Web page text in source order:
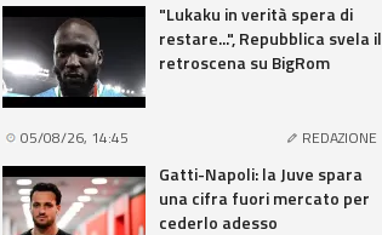
"Lukaku in verità spera di
restare...", Repubblica svela il
retroscena su BigRom
05/08/26, 14:45 REDAZIONE
Gatti-Napoli: la Juve spara
una cifra fuori mercato per
cederlo adesso